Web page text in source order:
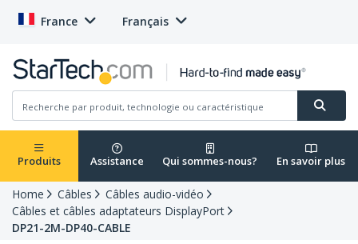
France Français
Produits Assistance Qui sommes-nous? En savoir plus
Home Câbles
Câbles audio-vidéo
Câbles et câbles adaptateurs DisplayPort
DP21-2M-DP40-CABLE